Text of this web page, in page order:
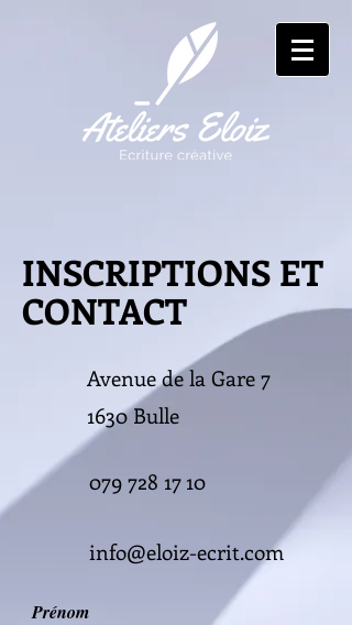
INSCRIPTIONS ET
CONTACT
Avenue de la Gare 7
1630 Bulle
079 728 17 10
info@eloiz-ecrit.com
Prénom